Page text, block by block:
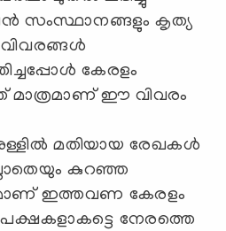
സംസ്ഥാനങ്ങളും കൃത്യ
കേരളം
ഈ വിവരം
മതിയായ രേഖകള്‍
കുറഞ്ഞ
ഇത്തവണ കേരളം
നേരത്തെ